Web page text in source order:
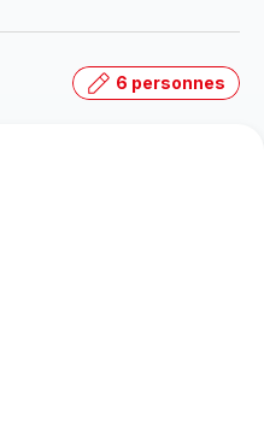
6 personnes